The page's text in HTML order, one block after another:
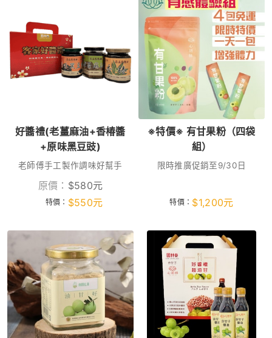
好醬禮(老薑麻油+香椿醬
+原味黑豆豉)
老師傅手工製作調味好幫手
原價： $580元
特價： $550元
※特價※ 有甘果粉（四袋
組）
限時推廣促銷至9/30日
特價： $1,200元